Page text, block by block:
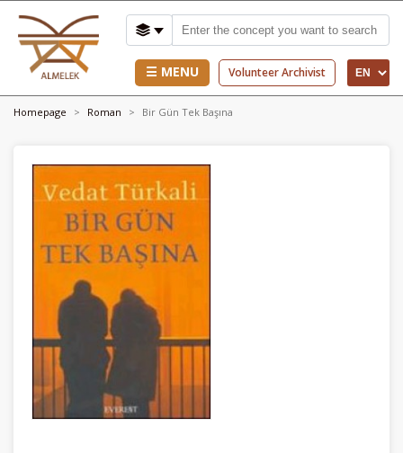
☰ MENU Volunteer Archivist
Homepage Roman Bir Gün Tek Başına